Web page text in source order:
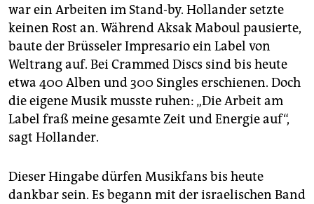
war ein Arbeiten im Stand-by. Hollander setzte
keinen Rost an. Während Aksak Maboul pausierte,
baute der Brüsseler Impresario ein Label von
Weltrang auf. Bei Crammed Discs sind bis heute
etwa 400 Alben und 300 Singles erschienen. Doch
die eigene Musik musste ruhen: „Die Arbeit am
Label fraß meine gesamte Zeit und Energie auf“,
sagt Hollander.
Dieser Hingabe dürfen Musikfans bis heute
dankbar sein. Es begann mit der israelischen Band